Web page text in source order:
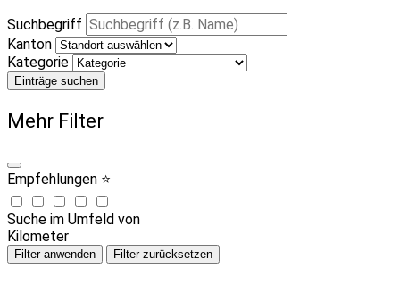
Suchbegriff
Kanton
Kategorie
Einträge suchen
Mehr Filter
Empfehlungen ⭐
Suche im Umfeld von
Kilometer
Filter anwenden Filter zurücksetzen